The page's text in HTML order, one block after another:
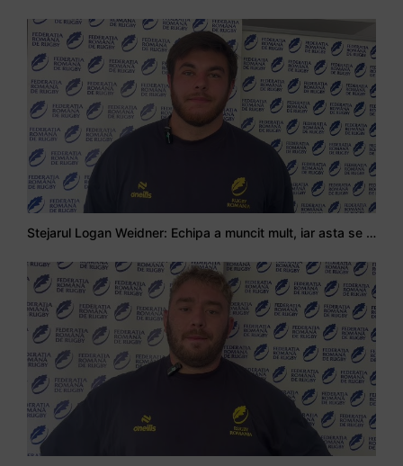
Stejarul Logan Weidner: Echipa a muncit mult, iar asta se va vedea în meciurile de la Nations Cup